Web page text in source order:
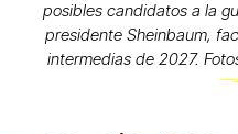
posibles candidatos a la
presidente Sheinbaum,
intermedias de 2027.